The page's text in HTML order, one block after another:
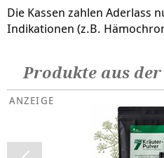
Die Kassen zahlen Aderlass
Indikationen (z.B.
Produkte aus